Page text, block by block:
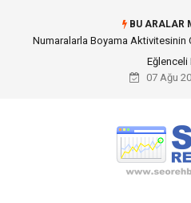
BU ARALAR
Numaralarla Boyama
Eğlenceli
07 Ağu